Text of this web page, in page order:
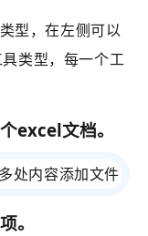
型，在左侧可以
类型，每一个工
excel文档。
。